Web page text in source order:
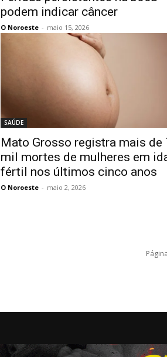
podem indicar câncer
O Noroeste - maio 15, 2026
SAÚDE
Mato Grosso registra mais de
mil mortes de mulheres em
fértil nos últimos cinco anos
O Noroeste - maio 2, 2026